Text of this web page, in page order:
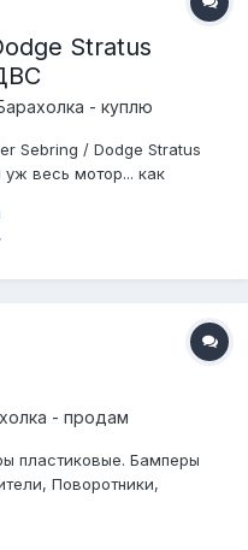
Stratus
- куплю
Sebring / Dodge Stratus
весь мотор... как
- продам
пластиковые. Бамперы
Поворотники,
панели,